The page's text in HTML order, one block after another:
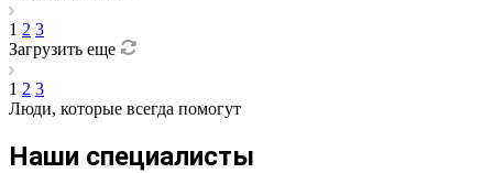
1 2 3
Загрузить еще
1 2 3
Люди, которые всегда помогут
Наши специалисты